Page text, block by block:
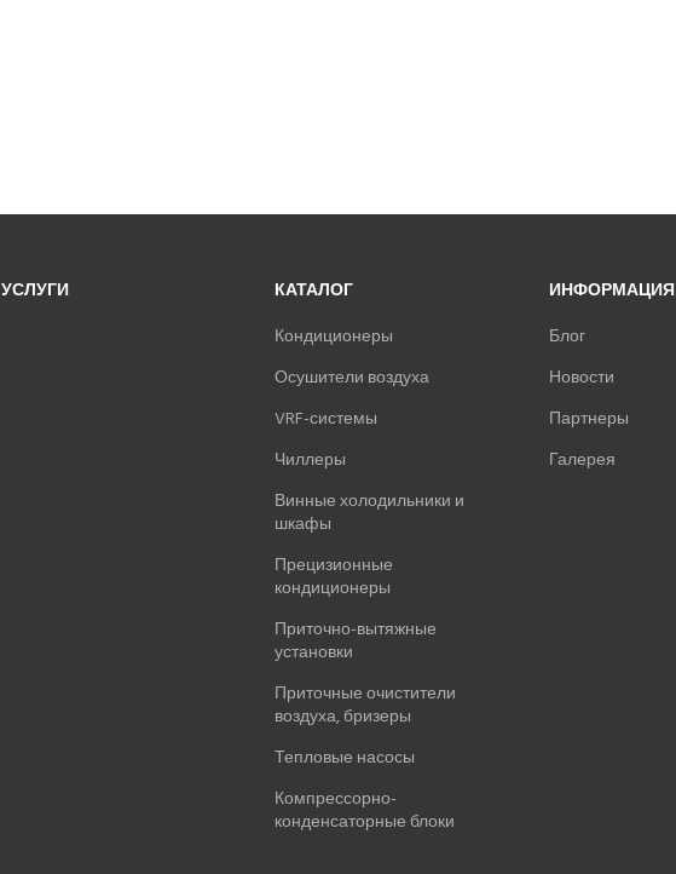
УСЛУГИ
КАТАЛОГ
Кондиционеры
Осушители воздуха
VRF-системы
Чиллеры
Винные холодильники и
шкафы
Прецизионные
кондиционеры
Приточно-вытяжные
установки
Приточные очистители
воздуха, бризеры
Тепловые насосы
Компрессорно-
конденсаторные блоки
ИНФОРМАЦИЯ
Блог
Новости
Партнеры
Галерея